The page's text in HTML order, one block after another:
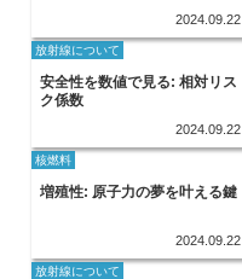
2024.09.22
放射線について
安全性を数値で見る: 相対リス
ク係数
2024.09.22
核燃料
増殖性: 原子力の夢を叶える鍵
2024.09.22
放射線について